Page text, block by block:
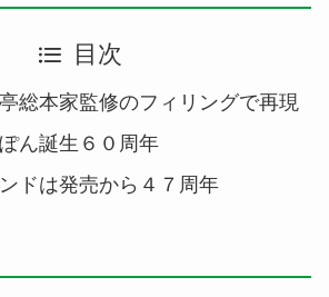
目次
総本家監修のフィリングで再現
ん誕生６０周年
ドは発売から４７周年